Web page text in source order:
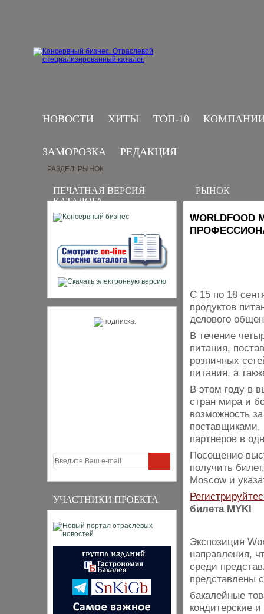
НОВОСТИ ХИТЫ ТОП-10
ЗАМОРОЗКА РЕДАКЦИЯ
ПЕЧАТНАЯ ВЕРСИЯ
КАТАЛОГА
УЧАСТНИКИ ПРОЕКТА
РАЗДЕЛ: РЫНОК
РЫНОК
С 15 по 18
продуктов
делового
В течение
питания,
розничных
питания, а
В этом году в
стран мира и
возможность
поставщиками,
партнеров в
Посещение
получить
Moscow и
билета MYKI
Экспозиция
направления,
среди
представлены
бакалейные
кондитерские